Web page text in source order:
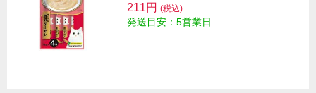
211円 (税込)
発送目安：5営業日